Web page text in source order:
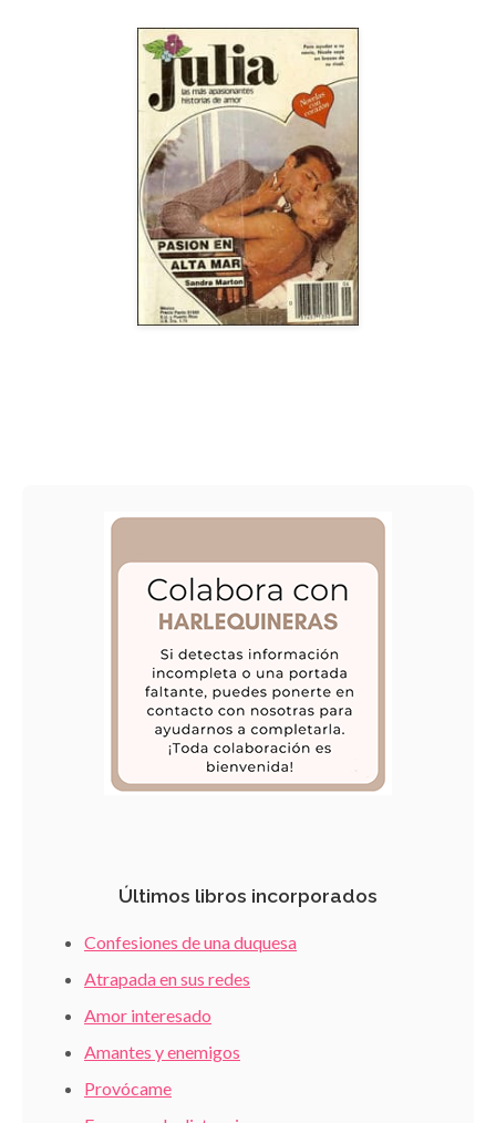
Últimos libros incorporados
Confesiones de una duquesa
Atrapada en sus redes
Amor interesado
Amantes y enemigos
Provócame